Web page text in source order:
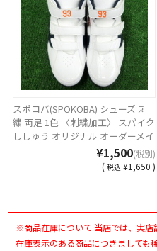
スポコバ(SPOKOBA) シューズ 刺
繍 両足 1色 〈刺繍加工〉 スパイク
ししゅう オリジナル オーダーメイ
ド 選べる フォント カラー マルチ
カラー 持込 同時購入 加工代金
¥1,500(税別)
( 税込 ¥1,650 )
※商品在庫について 当店では、実店
在庫表示のある商品につきましても